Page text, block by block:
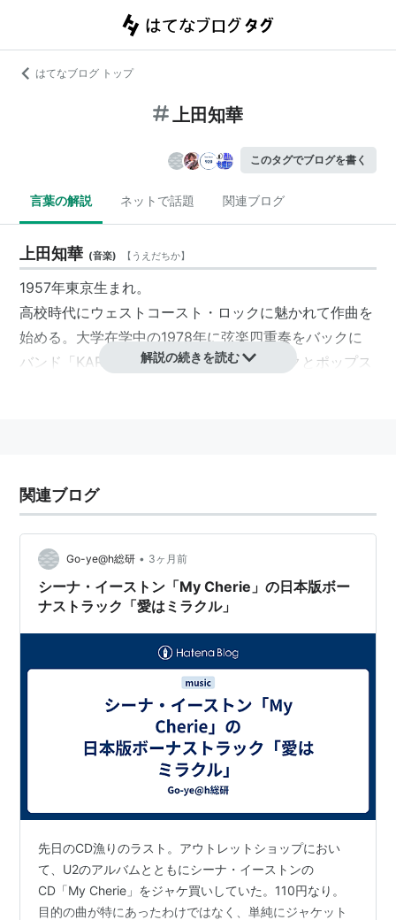
はてなブログ トップ
上田知華
このタグでブログを書く
言葉の解説 ネットで話題 関連ブログ
上田知華 (音楽) 【 うえだちか】
1957年東京生まれ。
高校時代にウェストコースト・ロックに魅かれて作曲を
始める。大学在学中の1978年に弦楽四重奏をバックに
バンド「KARYOBIN」を結成し、クラシックとポップス
解説の続きを読む
関連ブログ
Go-ye@h総研 • 3ヶ月前
シーナ・イーストン「My Cherie」の日本版ボー
ナストラック「愛はミラクル」
先日のCD漁りのラスト。アウトレットショップにおい
て、U2のアルバムとともにシーナ・イーストンの
CD「My Cherie」をジャケ買いしていた。110円なり。
目的の曲が特にあったわけではなく、単純にジャケット